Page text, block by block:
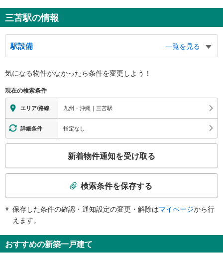
三苫駅の情報
駅設備
一覧を見る
※段差なしでの移動経路
地上⇔改札⇔ホーム：○
エレベータ
・各ホーム⇔改札
・改札⇔西口
トイレ
その他
気になる物件がなかったら条件を変更しよう！
現在の検索条件
エリア/路線 九州・沖縄｜三苫駅
詳細条件 指定なし
検
知
を
新着物件通知を受け取る
検索条件を保存する
保存した条件の確認・通知設定の変更・解除はマイページから行
えます。
おすすめの新築一戸建て